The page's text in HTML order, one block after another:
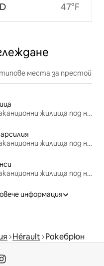
47°F
места за престой
Ваканционни жилища под наем
Ваканционни жилища под наем
Ваканционни жилища под наем
информация
Hérault Рокебрюн